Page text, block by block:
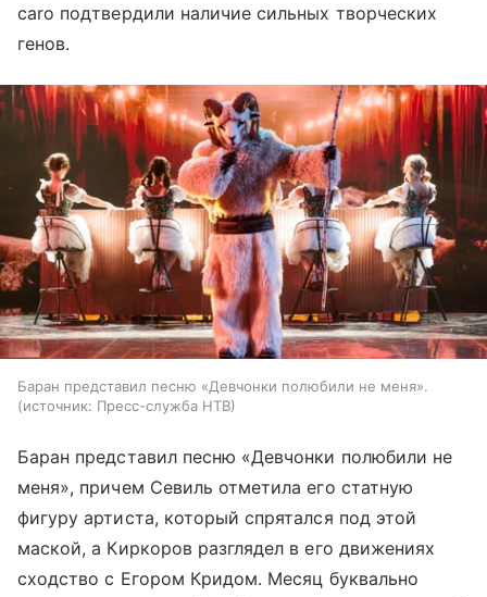
caro подтвердили наличие сильных творческих
генов.
Баран представил песню «Девчонки полюбили не меня».
источник: Пресс-служба НТВ
Баран представил песню «Девчонки полюбили не
меня», причем Севиль отметила его статную
фигуру артиста, который спрятался под этой
маской, а Киркоров разглядел в его движениях
сходство с Егором Кридом. Месяц буквально